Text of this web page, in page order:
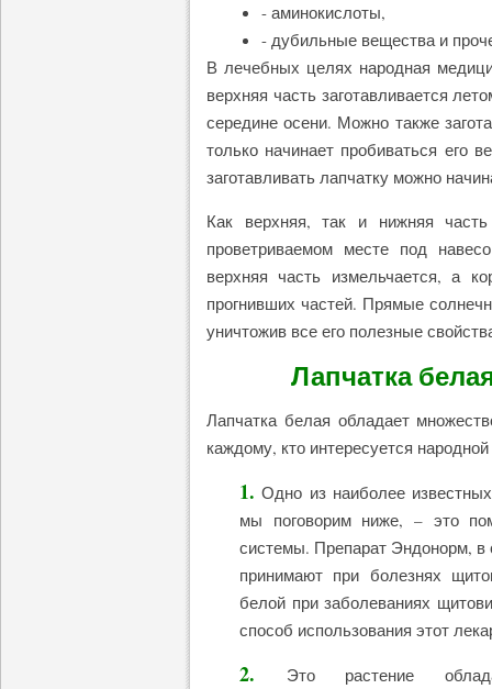
- аминокислоты,
- дубильные вещества и
В лечебных целях народная
верхняя часть заготавливается
середине осени. Можно также
только начинает пробиваться его
заготавливать лапчатку можно
Как верхняя, так и нижняя
проветриваемом месте под
верхняя часть измельчается, а
прогнивших частей. Прямые
уничтожив все его полезные
Лапчатка
Лапчатка белая обладает
каждому, кто интересуется
1. Одно из наиболее
мы поговорим ниже, – это
системы. Препарат Эндонорм, в
принимают при болезнях
белой при заболеваниях
способ использования этот
2.
Это растение